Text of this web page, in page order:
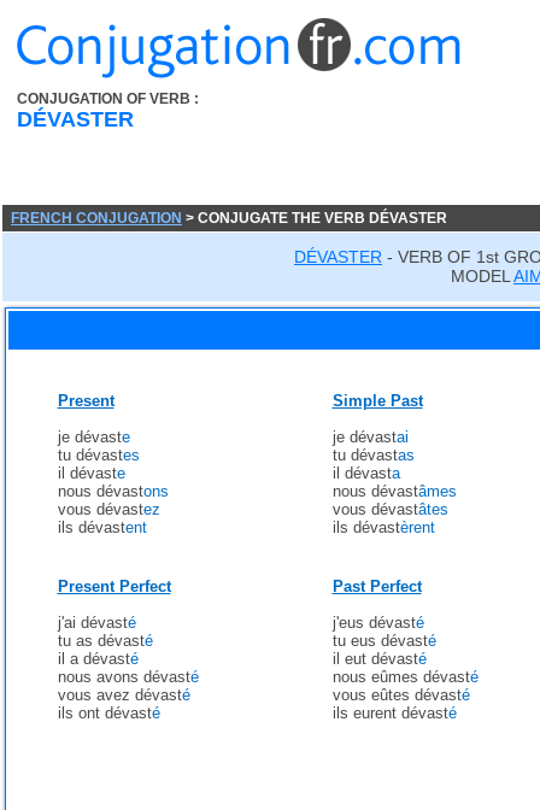
CONJUGATION OF VERB :
DÉVASTER
FRENCH CONJUGATION > CONJUGATE THE VERB DÉVASTER
DÉVASTER - VERB OF 1st
MODEL
Present
je dévaste
tu dévastes
il dévaste
nous dévastons
vous dévastez
ils dévastent
Simple Past
je dévastai
tu dévastas
il dévasta
nous dévastâmes
vous dévastâtes
ils dévastèrent
Present Perfect
j'ai dévasté
tu as dévasté
il a dévasté
nous avons dévasté
vous avez dévasté
ils ont dévasté
Past Perfect
j'eus dévasté
tu eus dévasté
il eut dévasté
nous eûmes dévasté
vous eûtes dévasté
ils eurent dévasté